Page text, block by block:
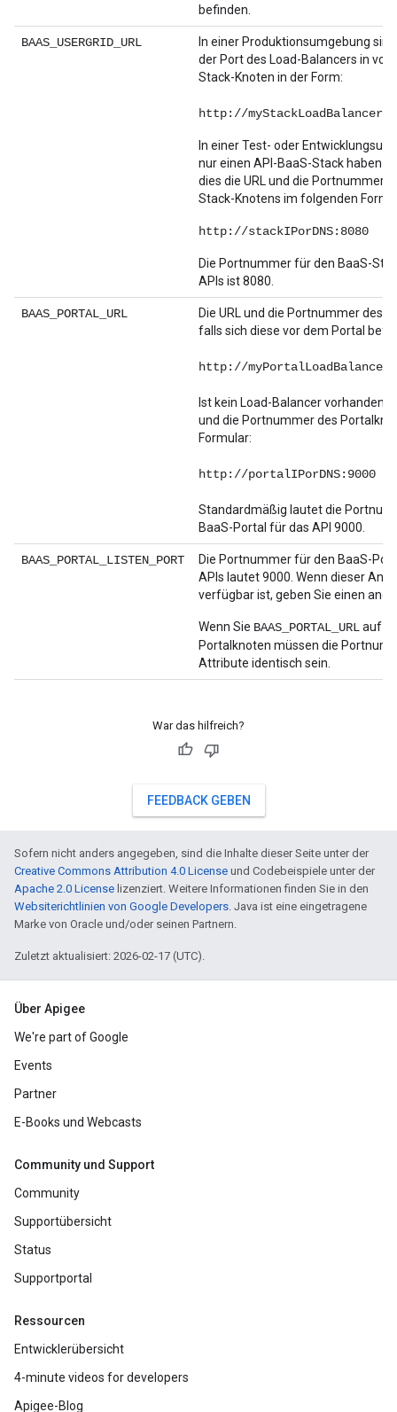
befinden.
BAAS_USERGRID_URL
In einer Produktionsumgebung
der Port des Load-Balancers in vor
Stack-Knoten in der Form:
http://
In einer Test- oder
nur einen API-BaaS-Stack haben -
dies die URL und die Portnummer
Stack-Knotens im folgenden
http://stackIPorDNS:8080
Die Portnummer für den BaaS-
APIs ist 8080.
BAAS_PORTAL_URL
Die URL und die Portnummer des
falls sich diese vor dem Portal
http://
Ist kein Load-Balancer vorhanden,
und die Portnummer des
Formular:
http://portalIPorDNS:9000
Standardmäßig lautet die
BaaS-Portal für das API 9000.
BAAS_PORTAL_LISTEN_PORT
Die Portnummer für den BaaS-
APIs lautet 9000. Wenn dieser
verfügbar ist, geben Sie einen
Wenn Sie BAAS_PORTAL_URLauf
Portalknoten müssen die
Attribute identisch sein.
War das hilfreich?
FEEDBACK GEBEN
Sofern nicht anders angegeben, sind die Inhalte dieser Seite unter der
Creative Commons Attribution 4.0 License und Codebeispiele unter der
Apache 2.0 License lizenziert. Weitere Informationen finden Sie in den
Websiterichtlinien von Google Developers. Java ist eine eingetragene
Marke von Oracle und/oder seinen Partnern.
Zuletzt aktualisiert: 2026-02-17 (UTC).
Über Apigee
We're part of Google
Events
Partner
E-Books und Webcasts
Community und Support
Community
Supportübersicht
Status
Supportportal
Ressourcen
Entwicklerübersicht
4-minute videos for developers
Apigee-Blog